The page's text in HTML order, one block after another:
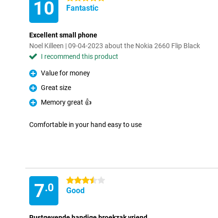
10 Fantastic
Excellent small phone
Noel Killeen | 09-04-2023 about the Nokia 2660 Flip Black
I recommend this product
Pro
Value for money
Pro
Great size
Pro
Memory great 👍
Comfortable in your hand easy to use
7.0
3.5 stars
Good